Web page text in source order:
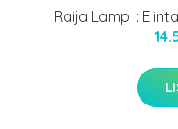
Raija Lampi :